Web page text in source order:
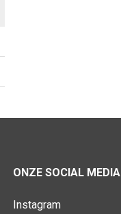
ONZE SOCIAL MEDIA
Instagram